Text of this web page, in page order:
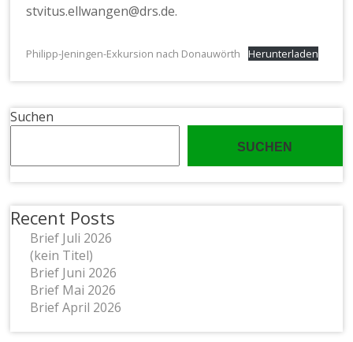
stvitus.ellwangen@drs.de.
Philipp-Jeningen-Exkursion nach Donauwörth Herunterladen
Suchen
SUCHEN
Recent Posts
Brief Juli 2026
(kein Titel)
Brief Juni 2026
Brief Mai 2026
Brief April 2026